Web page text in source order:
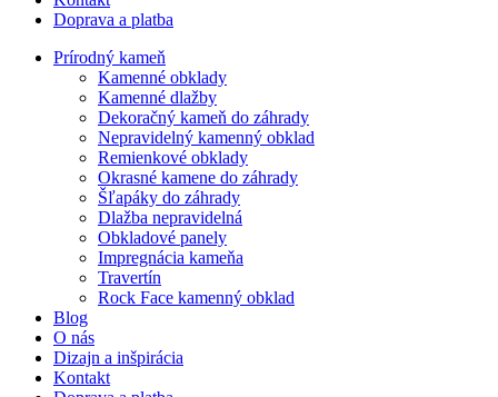
Doprava a platba
Prírodný kameň
Kamenné obklady
Kamenné dlažby
Dekoračný kameň do záhrady
Nepravidelný kamenný obklad
Remienkové obklady
Okrasné kamene do záhrady
Šľapáky do záhrady
Dlažba nepravidelná
Obkladové panely
Impregnácia kameňa
Travertín
Rock Face kamenný obklad
Blog
O nás
Dizajn a inšpirácia
Kontakt